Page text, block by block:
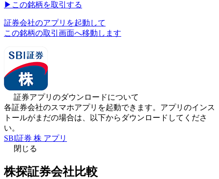
▶︎ この銘柄を取引する
証券会社のアプリを起動して
この銘柄の取引画面へ移動します
証券アプリのダウンロードについて
各証券会社のスマホアプリを起動できます。アプリのインス
トールがまだの場合は、以下からダウンロードしてくださ
い。
SBI証券 株 アプリ
閉じる
株探証券会社比較